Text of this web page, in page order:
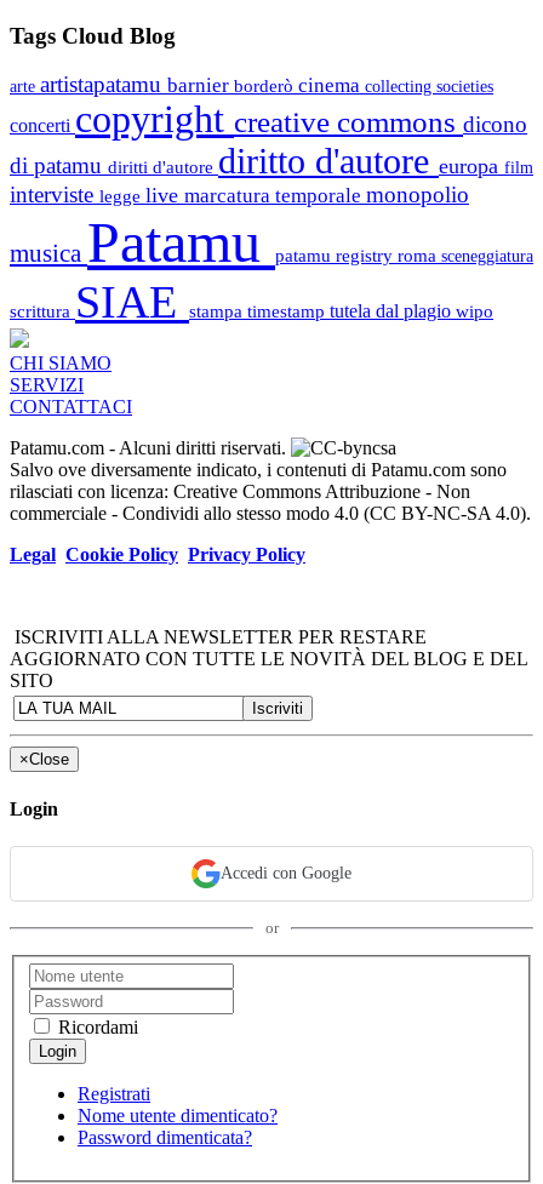
Tags Cloud Blog
arte artistapatamu barnier borderò cinema collecting societies
concerti copyright creative commons dicono
di patamu diritti d'autore diritto d'autore europa film
interviste legge live marcatura temporale monopolio
musica Patamu patamu registry roma sceneggiatura
scrittura SIAE stampa timestamp tutela dal plagio wipo
CHI SIAMO
SERVIZI
CONTATTACI
Patamu.com - Alcuni diritti riservati.
Salvo ove diversamente indicato, i contenuti di Patamu.com sono
rilasciati con licenza: Creative Commons Attribuzione - Non
commerciale - Condividi allo stesso modo 4.0 (CC BY-NC-SA 4.0).
Legal Cookie Policy Privacy Policy
ISCRIVITI ALLA NEWSLETTER PER RESTARE
AGGIORNATO CON TUTTE LE NOVITÀ DEL BLOG E DEL
SITO
×Close
Login
Accedi con Google
or
Ricordami
Registrati
Nome utente dimenticato?
Password dimenticata?